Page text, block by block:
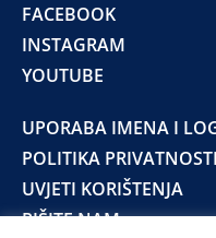
FACEBOOK
INSTAGRAM
YOUTUBE
UPORABA IMENA I
POLITIKA PRIVATNOSTI
UVJETI KORIŠTENJA
PIŠITE NAM